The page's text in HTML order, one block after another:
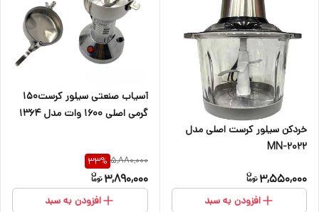
خردکن سیلور کرست اصلی مدل
MN-2022
3,550,000
افزودن به سبد
آسیاب صنعتی سیلور کرست150
گرمی اصلی 1600 وات مدل 1364
5,880,000
33%
3,890,000
افزودن به سبد